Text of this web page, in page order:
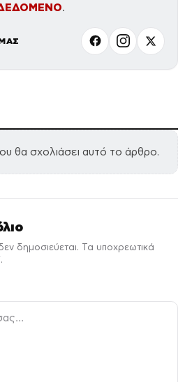
.
θα σχολιάσει αυτό το άρθρο.
δημοσιεύεται. Τα υποχρεωτικά